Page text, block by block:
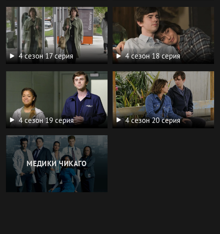
4 сезон 17 серия 4 сезон 18 серия
4 сезон 19 серия 4 сезон 20 серия
МЕДИКИ ЧИКАГО